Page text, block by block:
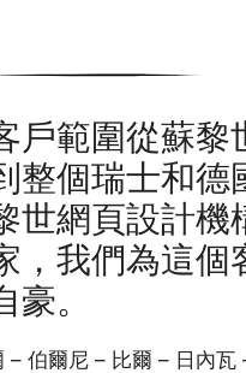
戶範圍從蘇黎
整個瑞士和德
世網頁設計機
，我們為這個
。
– 伯爾尼 – 比爾 – 日內瓦